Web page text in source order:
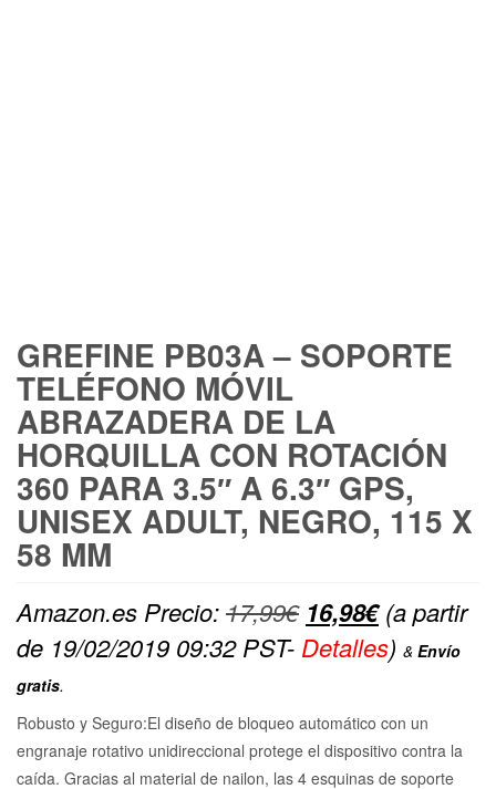
GREFINE PB03A – SOPORTE
TELÉFONO MÓVIL
ABRAZADERA DE LA
HORQUILLA CON ROTACIÓN
360 PARA 3.5″ A 6.3″ GPS,
UNISEX ADULT, NEGRO, 115 X
58 MM
Amazon.es Precio:17,99€ El
precio
era:
17,99€.
16,98€El
precio
es:
16,98€.
(a partir
de 19/02/2019 09:32 PST- Detalles) & Envío
gratis.
Robusto y Seguro:El diseño de bloqueo automático con un
engranaje rotativo unidireccional protege el dispositivo contra la
caída. Gracias al material de nailon, las 4 esquinas de soporte